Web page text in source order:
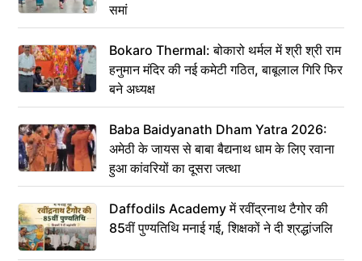
समां
Bokaro Thermal: बोकारो थर्मल में श्री श्री राम
हनुमान मंदिर की नई कमेटी गठित, बाबूलाल गिरि फिर
बने अध्यक्ष
Baba Baidyanath Dham Yatra 2026:
अमेठी के जायस से बाबा बैद्यनाथ धाम के लिए रवाना
हुआ कांवरियों का दूसरा जत्था
Daffodils Academy में रवींद्रनाथ टैगोर की
85वीं पुण्यतिथि मनाई गई, शिक्षकों ने दी श्रद्धांजलि